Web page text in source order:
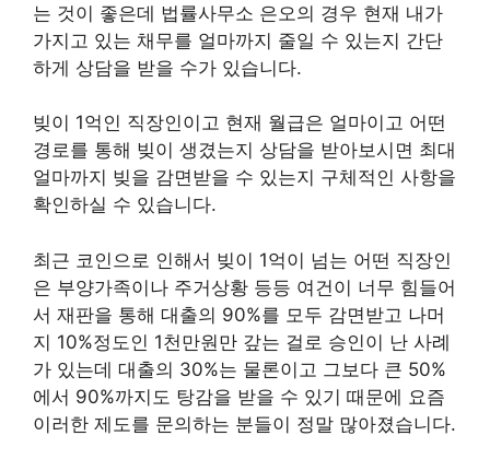
는 것이 좋은데 법률사무소 은오의 경우 현재 내가
가지고 있는 채무를 얼마까지 줄일 수 있는지 간단
하게 상담을 받을 수가 있습니다.
빚이 1억인 직장인이고 현재 월급은 얼마이고 어떤
경로를 통해 빚이 생겼는지 상담을 받아보시면 최대
얼마까지 빚을 감면받을 수 있는지 구체적인 사항을
확인하실 수 있습니다.
최근 코인으로 인해서 빚이 1억이 넘는 어떤 직장인
은 부양가족이나 주거상황 등등 여건이 너무 힘들어
서 재판을 통해 대출의 90%를 모두 감면받고 나머
지 10%정도인 1천만원만 갚는 걸로 승인이 난 사례
가 있는데 대출의 30%는 물론이고 그보다 큰 50%
에서 90%까지도 탕감을 받을 수 있기 때문에 요즘
이러한 제도를 문의하는 분들이 정말 많아졌습니다.